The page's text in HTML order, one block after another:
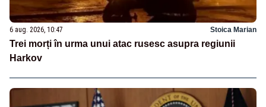
6 aug. 2026, 10:47 Stoica Marian
Trei morți în urma unui atac rusesc asupra regiunii
Harkov